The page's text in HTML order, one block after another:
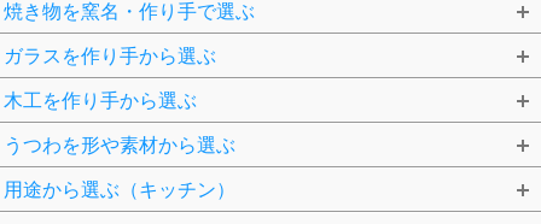
焼き物を窯名・作り手で選ぶ
ガラスを作り手から選ぶ
木工を作り手から選ぶ
うつわを形や素材から選ぶ
用途から選ぶ（キッチン）